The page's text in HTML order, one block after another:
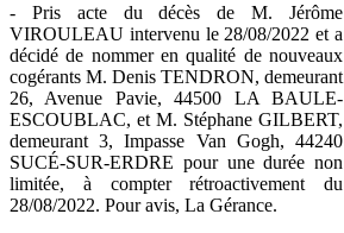
- Pris acte du décès de M. Jérôme
VIROULEAU intervenu le 28/08/2022 et a
décidé de nommer en qualité de nouveaux
cogérants M. Denis TENDRON, demeurant
26, Avenue Pavie, 44500 LA BAULE-
ESCOUBLAC, et M. Stéphane GILBERT,
demeurant 3, Impasse Van Gogh, 44240
SUCÉ-SUR-ERDRE pour une durée non
limitée, à compter rétroactivement du
28/08/2022. Pour avis, La Gérance.